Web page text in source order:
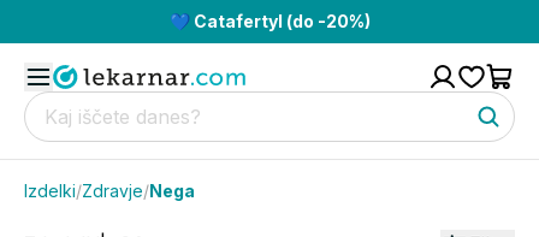
💙 Catafertyl (do -20%)
Izdelki/Zdravje/Nega